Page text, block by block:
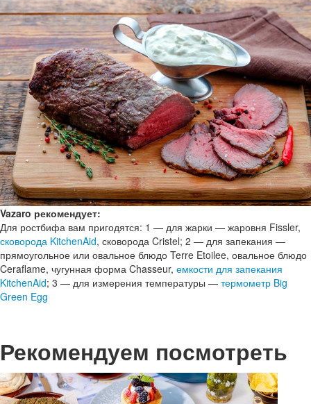
Vazaro рекомендует:
Для ростбифа вам пригодятся: 1 — для жарки — жаровня Fissler,
сковорода KitchenAid, сковорода Cristel; 2 — для запекания —
прямоугольное или овальное блюдо Terre Etoilee, овальное блюдо
Ceraflame, чугунная форма Chasseur, емкости для запекания
KitchenAid; 3 — для измерения температуры — термометр Big
Green Egg
Рекомендуем посмотреть